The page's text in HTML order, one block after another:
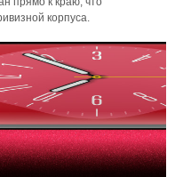
корпуса.